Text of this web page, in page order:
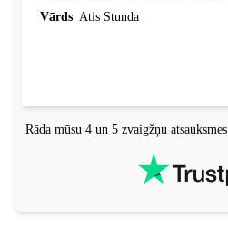
Vārds Atis Stunda
Rāda mūsu 4 un 5 zvaigžņu atsauksmes